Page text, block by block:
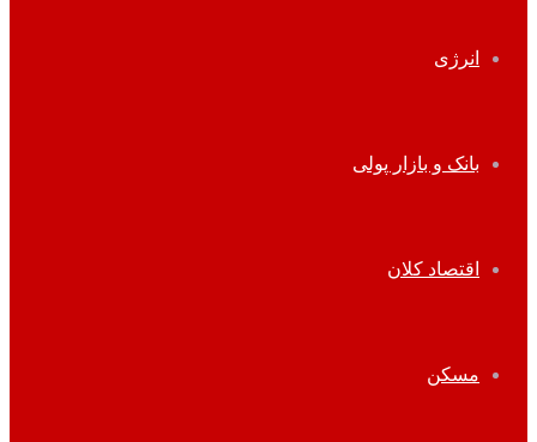
انرژی
بانک و بازار پولی
اقتصاد کلان
مسکن